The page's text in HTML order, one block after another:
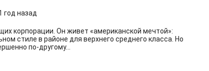
год назад
корпорации. Он живет «американской мечтой»:
стиле в районе для верхнего среднего класса. Но
по-другому…